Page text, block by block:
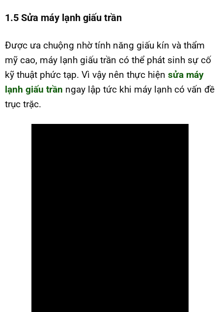
1.5 Sửa máy lạnh giấu trần
Được ưa chuộng nhờ tính năng giấu kín và thẩm
mỹ cao, máy lạnh giấu trần có thể phát sinh sự cố
kỹ thuật phức tạp. Vì vậy nên thực hiện sửa máy
lạnh giấu trần ngay lập tức khi máy lạnh có vấn đề
trục trặc.